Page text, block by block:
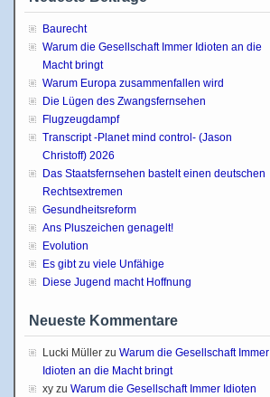
Baurecht
Warum die Gesellschaft Immer Idioten an die
Macht bringt
Warum Europa zusammenfallen wird
Die Lügen des Zwangsfernsehen
Flugzeugdampf
Transcript -Planet mind control- (Jason
Christoff) 2026
Das Staatsfernsehen bastelt einen deutschen
Rechtsextremen
Gesundheitsreform
Ans Pluszeichen genagelt!
Evolution
Es gibt zu viele Unfähige
Diese Jugend macht Hoffnung
Neueste Kommentare
Lucki Müller zu Warum die Gesellschaft Immer
Idioten an die Macht bringt
xy zu Warum die Gesellschaft Immer Idioten